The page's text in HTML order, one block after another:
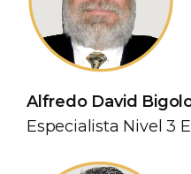
Alfredo David
Especialista Nivel 3